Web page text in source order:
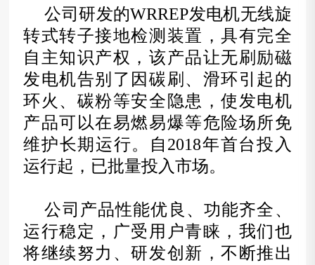
公司研发的WRREP发电机无线旋
转式转子接地检测装置，具有完全
自主知识产权，该产品让无刷励磁
发电机告别了因碳刷、滑环引起的
环火、碳粉等安全隐患，使发电机
产品可以在易燃易爆等危险场所免
维护长期运行。自 2018年首台投 入
运行起，已批量投入市场。
公司产品性能优良、功能齐全、
运行稳定，广受用户青睐，我们也
将继续努力、研发创新，不断推出